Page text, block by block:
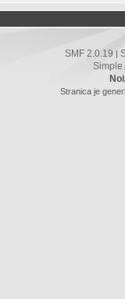
SMF 2.0.19
Simple
Stranica je